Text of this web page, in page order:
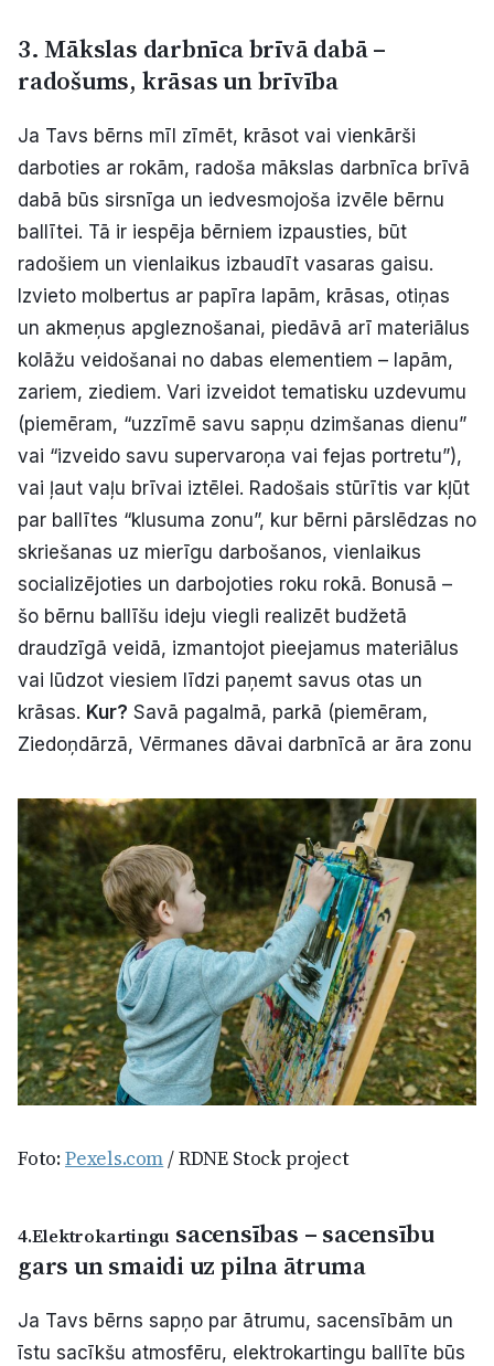
3. Mākslas darbnīca brīvā dabā –
radošums, krāsas un brīvība
Ja Tavs bērns mīl zīmēt, krāsot vai vienkārši
darboties ar rokām, radoša mākslas darbnīca brīvā
dabā būs sirsnīga un iedvesmojoša izvēle bērnu
ballītei. Tā ir iespēja bērniem izpausties, būt
radošiem un vienlaikus izbaudīt vasaras gaisu.
Izvieto molbertus ar papīra lapām, krāsas, otiņas
un akmeņus apgleznošanai, piedāvā arī materiālus
kolāžu veidošanai no dabas elementiem – lapām,
zariem, ziediem. Vari izveidot tematisku uzdevumu
(piemēram, “uzzīmē savu sapņu dzimšanas dienu”
vai “izveido savu supervaroņa vai fejas portretu”),
vai ļaut vaļu brīvai iztēlei. Radošais stūrītis var kļūt
par ballītes “klusuma zonu”, kur bērni pārslēdzas no
skriešanas uz mierīgu darbošanos, vienlaikus
socializējoties un darbojoties roku rokā. Bonusā –
šo bērnu ballīšu ideju viegli realizēt budžetā
draudzīgā veidā, izmantojot pieejamus materiālus
vai lūdzot viesiem līdzi paņemt savus otas un
krāsas. Kur? Savā pagalmā, parkā (piemēram,
Ziedoņdārzā, Vērmanes dāvai darbnīcā ar āra zonu
Foto:Pexels.com / RDNE Stock project
4.Elektrokartingu sacensības – sacensību
gars un smaidi uz pilna ātruma
Ja Tavs bērns sapņo par ātrumu, sacensībām un
īstu sacīkšu atmosfēru, elektrokartingu ballīte būs